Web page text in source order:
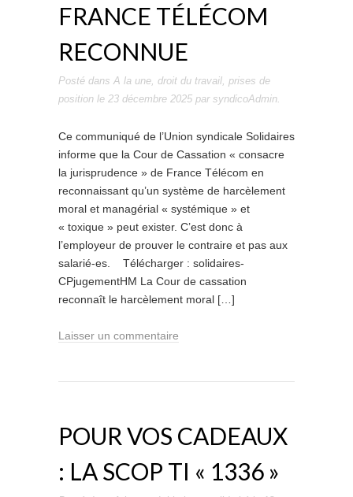
FRANCE TÉLÉCOM
RECONNUE
Posté dans A la une, droit du travail, prises de
position le 23 décembre 2025 par syndicoAdmin.
Ce communiqué de l’Union syndicale Solidaires
informe que la Cour de Cassation « consacre
la jurisprudence » de France Télécom en
reconnaissant qu’un système de harcèlement
moral et managérial « systémique » et
« toxique » peut exister. C’est donc à
l’employeur de prouver le contraire et pas aux
salarié-es. Télécharger : solidaires-
CPjugementHM La Cour de cassation
reconnaît le harcèlement moral […]
Laisser un commentaire
POUR VOS CADEAUX
: LA SCOP TI « 1336 »